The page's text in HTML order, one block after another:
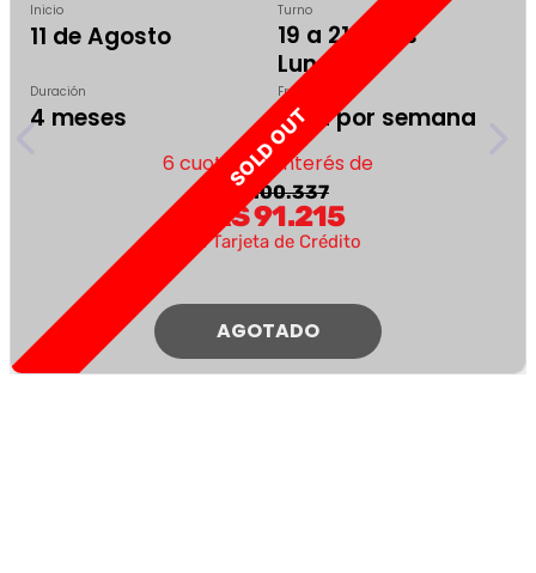
Inicio
11 de Agosto
Turno
19 a 21:30 hs
Lunes
Duración
4 meses
Frecuencia
1 vez por semana
6 cuotas sin interés de
ARS 100.337
ARS 91.215
con Tarjeta de Crédito
AGOTADO
SOLD OUT